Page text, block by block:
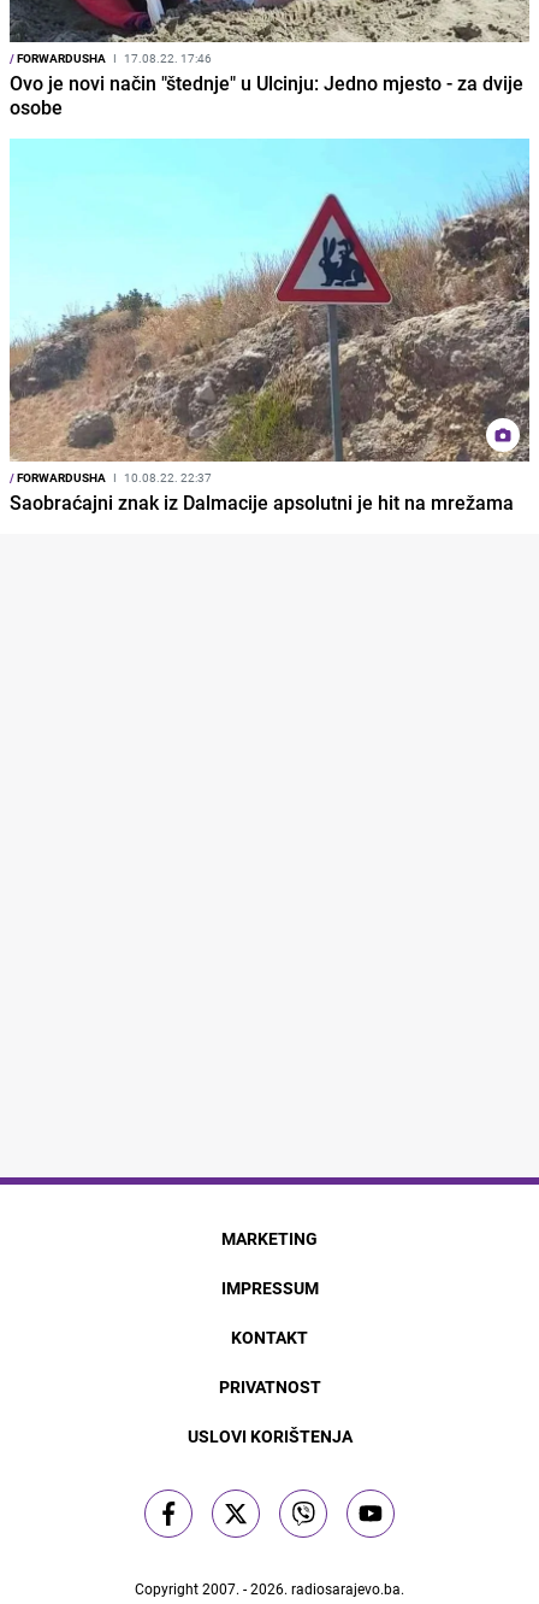
/FORWARDUSHA I 17.08.22. 17:46
Ovo je novi način "štednje" u Ulcinju: Jedno mjesto - za dvije
osobe
/FORWARDUSHA I 10.08.22. 22:37
Saobraćajni znak iz Dalmacije apsolutni je hit na mrežama
MARKETING
IMPRESSUM
KONTAKT
PRIVATNOST
USLOVI KORIŠTENJA
Copyright 2007. - 2026. radiosarajevo.ba.